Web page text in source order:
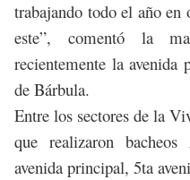
trabajando todo el año en
este”, comentó la
recientemente la
de Bárbula.
Entre los sectores de la
que realizaron
avenida principal, 5ta